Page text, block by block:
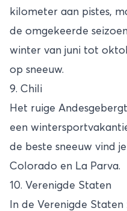
kilometer aan pistes,
de omgekeerde
winter van juni tot
op sneeuw.
9. Chili
Het ruige
een
de beste sneeuw vind
Colorado en La Parva.
10. Verenigde Staten
In de Verenigde